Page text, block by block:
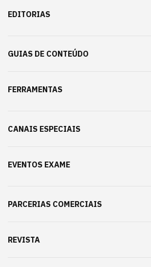
EDITORIAS
GUIAS DE CONTEÚDO
FERRAMENTAS
CANAIS ESPECIAIS
EVENTOS EXAME
PARCERIAS COMERCIAIS
REVISTA